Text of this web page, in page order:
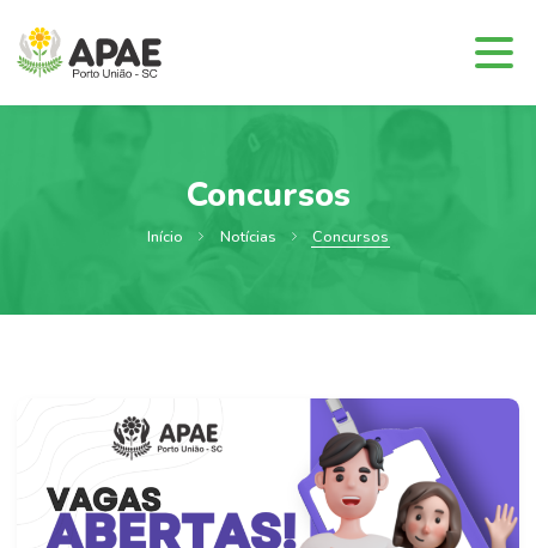
Concursos
Início Notícias Concursos